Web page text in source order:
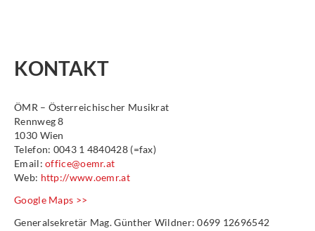
KONTAKT
ÖMR – Österreichischer Musikrat
Rennweg 8
1030 Wien
Telefon: 0043 1 4840428 (=fax)
Email:office@oemr.at
Web: http://www.oemr.at
Google Maps >>
Generalsekretär Mag. Günther Wildner: 0699 12696542